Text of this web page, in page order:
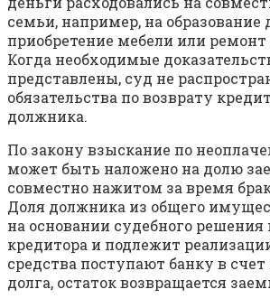
семьи, например, на образование
приобретение мебели или
Когда необходимые
представлены, суд не
обязательства по возврату
должника.
По закону взыскание по
может быть наложено на долю
совместно нажитом за время
Доля должника из общего
на основании судебного
кредитора и подлежит
средства поступают банку в
долга, остаток возвращается